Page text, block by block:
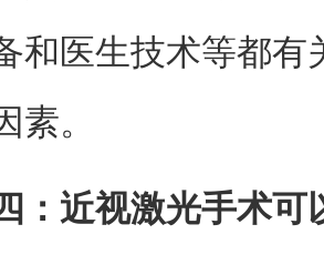
和医生技术等都
素。
：近视激光手术可